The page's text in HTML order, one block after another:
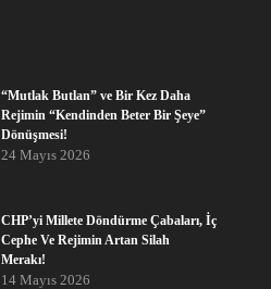
“Mutlak Butlan” ve Bir Kez Daha
Rejimin “Kendinden Beter Bir Şeye”
Dönüşmesi!
24 Mayıs 2026
CHP’yi Millete Döndürme Çabaları, İç
Cephe Ve Rejimin Artan Silah
Merakı!
14 Mayıs 2026